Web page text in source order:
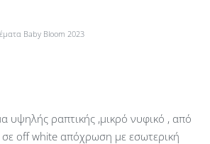
Baby Bloom 2023
υψηλής ραπτικής ,μικρό νυφικό , από
σε off white απόχρωση με εσωτερική